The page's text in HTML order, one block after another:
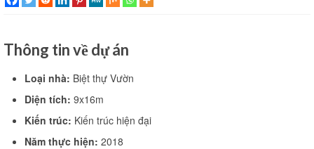
Thi Công biệt thự
Thi công nhà phố
Thi công văn phòng
Thi công nhà xưởng
Thông tin về dự án
Loại nhà: Biệt thự Vườn
Diện tích: 9x16m
Kiến trúc: Kiến trúc hiện đại
Năm thực hiện: 2018